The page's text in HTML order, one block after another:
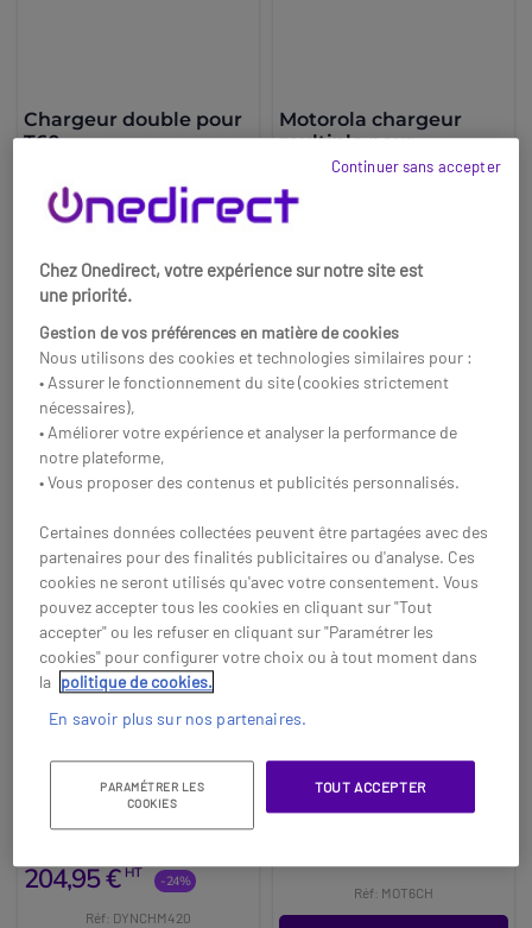
Chargeur double pour
T60
Motorolola T60
24,95 €
Réf: MOT60CH
Acheter
Motorola chargeur
multiple pour
TLK100/TLK110
Borne de recharge à 6
emplacements avec câble de
charge pour talkies Motorola.
356,95 € HT -13%
Acheter
Jetfon multi M-420
Chargeur multiple pour 6
talkies-walkies Motorola
XT420/460 et autres ou leurs
204,95 € HT -24%
Réf: DYNCHM420
Chargeur rapide pour
Chargeur pour talkies-walkies
Réf: MOT6CH
Chez Onedirect, votre expérience sur notre site est
une priorité.
Gestion de vos préférences en matière de cookies
Nous utilisons des cookies et technologies similaires pour :
• Assurer le fonctionnement du site (cookies strictement
nécessaires),
• Améliorer votre expérience et analyser la performance de
notre plateforme,
• Vous proposer des contenus et publicités personnalisés.
Certaines données collectées peuvent être partagées avec des
partenaires pour des finalités publicitaires ou d'analyse. Ces
cookies ne seront utilisés qu'avec votre consentement. Vous
pouvez accepter tous les cookies en cliquant sur "Tout
accepter" ou les refuser en cliquant sur "Paramétrer les
cookies" pour configurer votre choix ou à tout moment dans
la politique de cookies.
En savoir plus sur nos partenaires.
PARAMÉTRER LES
COOKIES
TOUT ACCEPTER
Continuer sans accepter